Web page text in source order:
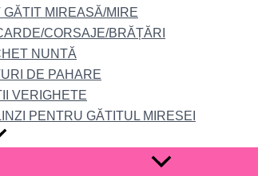
GĂTIT MIREASĂ/MIRE
CORSAJE/BRĂȚĂRI
NUNTĂ
DE PAHARE
VERIGHETE
PENTRU GĂTITUL MIRESEI